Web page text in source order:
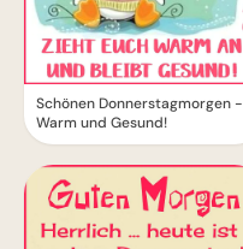
Schönen Donnerstagmorgen -
Warm und Gesund!